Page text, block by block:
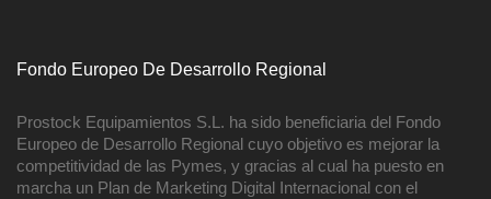
Fondo Europeo De Desarrollo Regional
Prostock Equipamientos S.L. ha sido beneficiaria del Fondo
Europeo de Desarrollo Regional cuyo objetivo es mejorar la
competitividad de las Pymes, y gracias al cual ha puesto en
marcha un Plan de Marketing Digital Internacional con el